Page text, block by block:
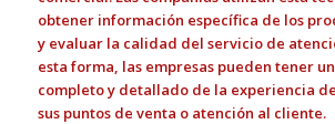
obtener información específica de los
y evaluar la calidad del servicio de
esta forma, las empresas pueden tener
completo y detallado de la experiencia
sus puntos de venta o atención al cliente.